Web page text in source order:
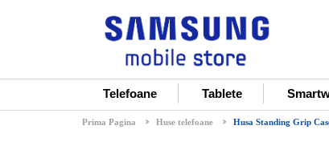
Telefoane Tablete
Prima Pagina Huse telefoane Husa Standing Grip